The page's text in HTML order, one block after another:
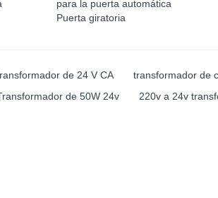
para la puerta automática
Puerta giratoria
de 24 V CA transformador de
de 50W 24v
220v a 24v